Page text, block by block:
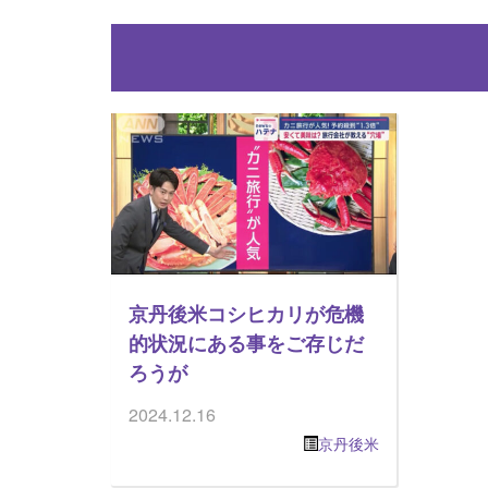
京丹後米コシヒカリが危機
的状況にある事をご存じだ
ろうが
2024.12.16
京丹後米